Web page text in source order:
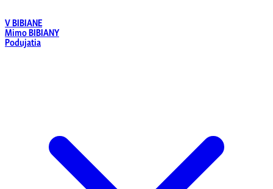
V BIBIANE
Mimo BIBIANY
Podujatia